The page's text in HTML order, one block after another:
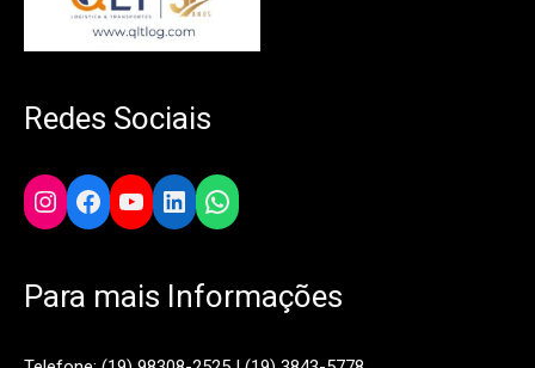
Redes Sociais
Instagram
Facebook
YouTube
LinkedIn
WhatsApp
Para mais Informações